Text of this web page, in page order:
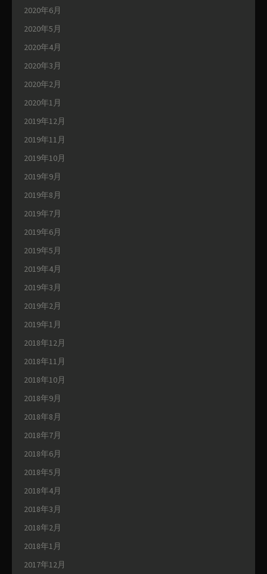
2020年6月
2020年5月
2020年4月
2020年3月
2020年2月
2020年1月
2019年12月
2019年11月
2019年10月
2019年9月
2019年8月
2019年7月
2019年6月
2019年5月
2019年4月
2019年3月
2019年2月
2019年1月
2018年12月
2018年11月
2018年10月
2018年9月
2018年8月
2018年7月
2018年6月
2018年5月
2018年4月
2018年3月
2018年2月
2018年1月
2017年12月